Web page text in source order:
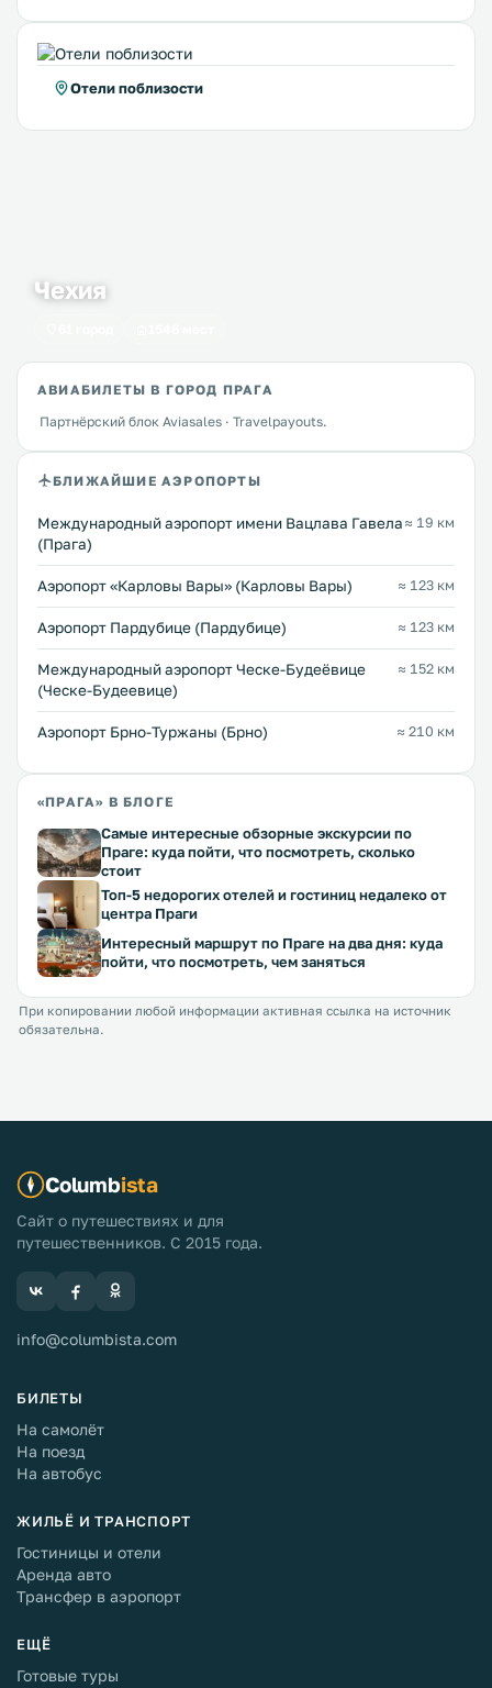
Отели поблизости
Чехия
АВИАБИЛЕТЫ В ГОРОД ПРАГА
Партнёрский блок Aviasales · Travelpayouts.
БЛИЖАЙШИЕ АЭРОПОРТЫ
Международный аэропорт имени Вацлава Гавела
(Прага)
≈ 19 км
Аэропорт «Карловы Вары» (Карловы Вары) ≈ 123 км
Аэропорт Пардубице (Пардубице) ≈ 123 км
Международный аэропорт Ческе-Будеёвице
(Ческе-Будеевице)
≈ 152 км
Аэропорт Брно-Туржаны (Брно) ≈ 210 км
«ПРАГА» В БЛОГЕ
Самые интересные обзорные экскурсии по
Праге: куда пойти, что посмотреть, сколько
стоит
Топ-5 недорогих отелей и гостиниц недалеко от
центра Праги
Интересный маршрут по Праге на два дня: куда
пойти, что посмотреть, чем заняться
При копировании любой информации активная ссылка на источник
обязательна.
Columbista
Сайт о путешествиях и для
путешественников. С 2015 года.
info@columbista.com
БИЛЕТЫ
На самолёт
На поезд
На автобус
ЖИЛЬЁ И ТРАНСПОРТ
Гостиницы и отели
Аренда авто
Трансфер в аэропорт
ЕЩЁ
Готовые туры